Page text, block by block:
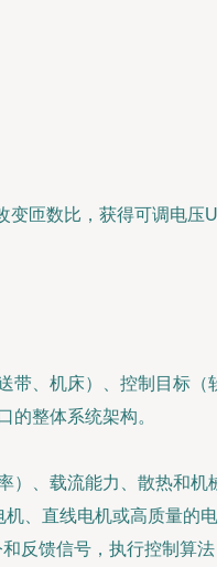
匝数比，获得可调电压
、机床）、控制目标（
的整体系统架构。
）、载流能力、散热和机
、直线电机或高质量的电
反馈信号，执行控制算法